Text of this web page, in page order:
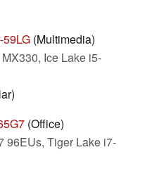
(Multimedia)
Ice Lake i5-
(Office)
96EUs, Tiger Lake i7-